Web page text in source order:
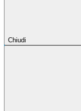
Chiudi